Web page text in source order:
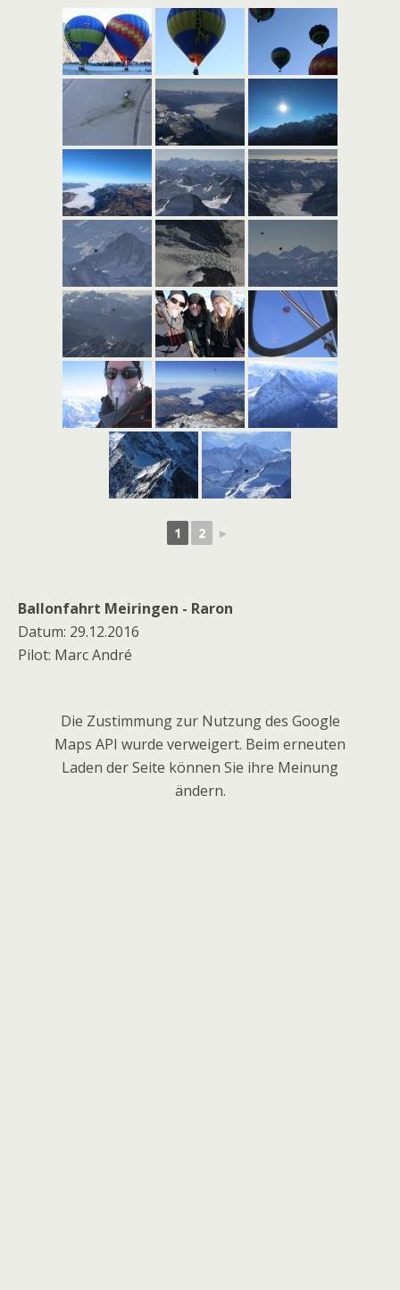
1 2 ►
Ballonfahrt Meiringen - Raron
Datum: 29.12.2016
Pilot: Marc André
Die Zustimmung zur Nutzung des Google
Maps API wurde verweigert. Beim erneuten
Laden der Seite können Sie ihre Meinung
ändern.